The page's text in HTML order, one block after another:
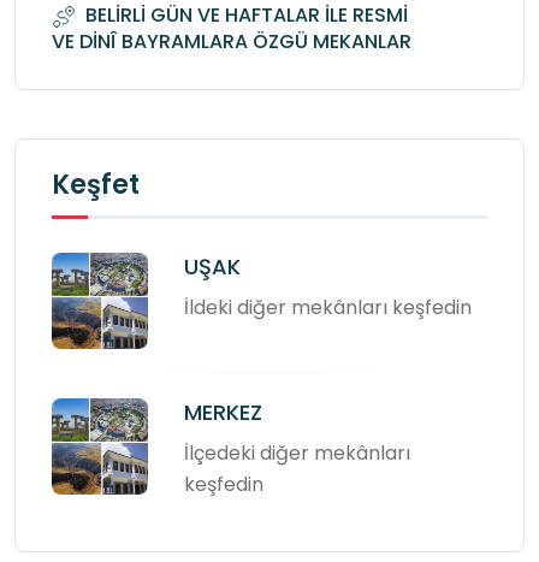
BELİRLİ GÜN VE HAFTALAR İLE RESMİ
VE DİNÎ BAYRAMLARA ÖZGÜ MEKANLAR
Keşfet
UŞAK
İldeki diğer mekânları keşfedin
MERKEZ
İlçedeki diğer mekânları
keşfedin